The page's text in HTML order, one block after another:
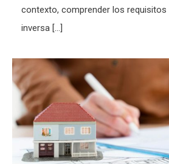
contexto, comprender los requisitos
inversa […]